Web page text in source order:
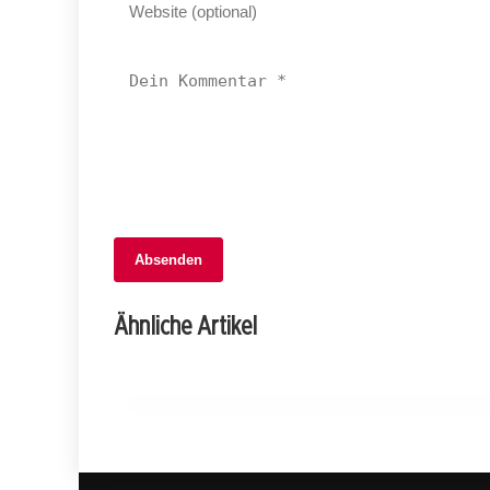
Absenden
Ähnliche Artikel
Schock in Mühlethurnen: Auto
überschlägt sich, Fahrer schwer